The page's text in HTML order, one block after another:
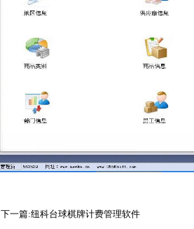
下一篇:纽科台球棋牌计费管理软件